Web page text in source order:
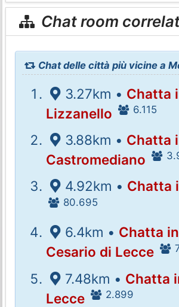
Chat room
Chat delle città più vicine a
3.27km • Chatta
Lizzanello
6.115
3.88km • Chatta
Castromediano
4.92km • Chatta
80.695
6.4km • Chatta
Cesario di Lecce
7.48km • Chatta
Lecce
2.899